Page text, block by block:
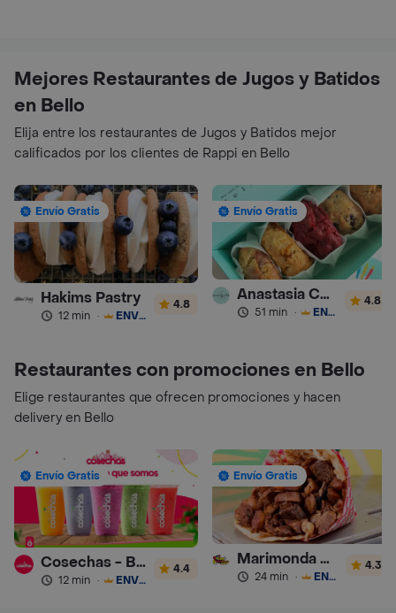
Mejores Restaurantes de Jugos y Batidos
en Bello
Elija entre los restaurantes de Jugos y Batidos mejor
calificados por los clientes de Rappi en Bello
Envío Gratis
Hakims Pastry
12 min · ENVÍO GRATIS
4.8
Envío Gratis
Anastasia Cookies
51 min · ENVÍO GRATIS
4.8
Restaurantes con promociones en Bello
Elige restaurantes que ofrecen promociones y hacen
delivery en Bello
Envío Gratis
Cosechas - Batidos
12 min · ENVÍO GRATIS
4.4
Envío Gratis
Marimonda del Mono
24 min · ENVÍO GRATIS
4.3